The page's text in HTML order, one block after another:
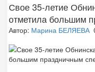
Свое 35-летие
отметила большим
Автор: Марина БЕЛЯЕВА